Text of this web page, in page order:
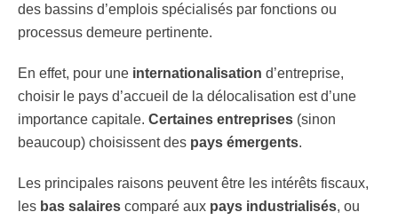
des bassins d’emplois spécialisés par fonctions ou
processus demeure pertinente.
En effet, pour une internationalisation d’entreprise,
choisir le pays d’accueil de la délocalisation est d’une
importance capitale. Certaines entreprises (sinon
beaucoup) choisissent des pays émergents.
Les principales raisons peuvent être les intérêts fiscaux,
les bas salaires comparé aux pays industrialisés, ou